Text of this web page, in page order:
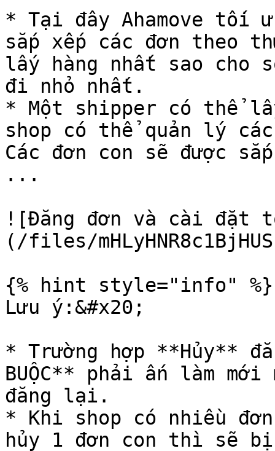
* Tại đây Ahamove tối
sắp xếp các đơn theo
lấy hàng nhất sao cho
đi nhỏ nhất.
* Một shipper có thể
shop có thể quản lý
Các đơn con sẽ được
...
![Đăng đơn và cài đặt
(/files/
{% hint style="info" %}
Lưu ý:&#x20;
* Trường hợp **Hủy**
BUỘC** phải ấn làm
đăng lại.
* Khi shop có nhiều
hủy 1 đơn con thì sẽ